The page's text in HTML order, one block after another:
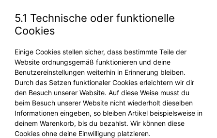
5.1 Technische oder funktionelle
Cookies
Einige Cookies stellen sicher, dass bestimmte Teile der
Website ordnungsgemäß funktionieren und deine
Benutzereinstellungen weiterhin in Erinnerung bleiben.
Durch das Setzen funktionaler Cookies erleichtern wir dir
den Besuch unserer Website. Auf diese Weise musst du
beim Besuch unserer Website nicht wiederholt dieselben
Informationen eingeben, so bleiben Artikel beispielsweise in
deinem Warenkorb, bis du bezahlst. Wir können diese
Cookies ohne deine Einwilligung platzieren.